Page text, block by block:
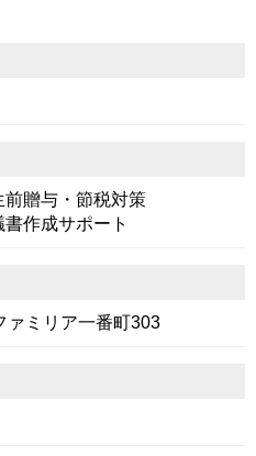
前贈与・節税対策
作成サポート
ァミリア一番町303